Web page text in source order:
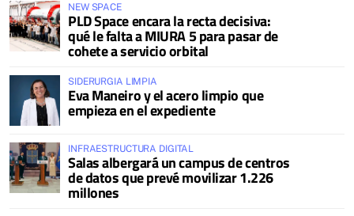
NEW SPACE
PLD Space encara la recta decisiva:
qué le falta a MIURA 5 para pasar de
cohete a servicio orbital
SIDERURGIA LIMPIA
Eva Maneiro y el acero limpio que
empieza en el expediente
INFRAESTRUCTURA DIGITAL
Salas albergará un campus de centros
de datos que prevé movilizar 1.226
millones